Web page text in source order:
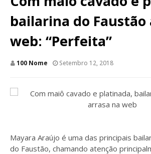
bailarina do Faustão
web: “Perfeita”
100 Nome Setembro 12, 2018
Mayara Araújo é uma das principais
do Faustão, chamando atenção